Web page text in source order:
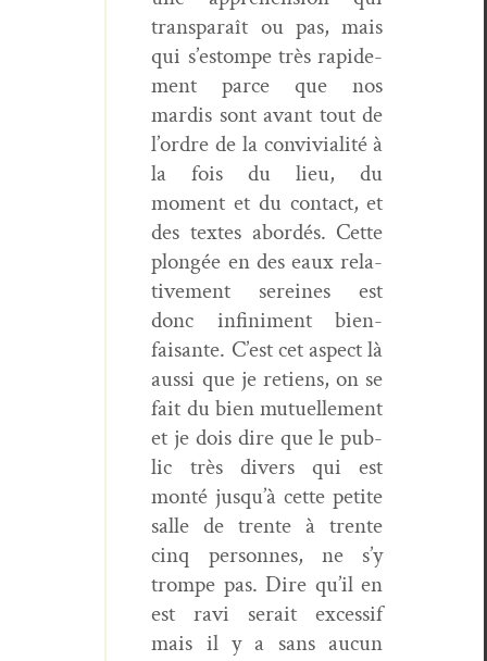
transparaît ou pas, mais
qui s’estompe très rapi­de­
ment parce que nos
mardis sont avant tout de
l’ordre de la con­vivi­al­ité à
la fois du lieu, du
moment et du con­tact, et
des textes abor­dés. Cette
plongée en des eaux rel­a­
tive­ment sere­ines est
donc infin­i­ment bien­
faisante. C’est cet aspect là
aus­si que je retiens, on se
fait du bien mutuelle­ment
et je dois dire que le pub­
lic très divers qui est
mon­té jusqu’à cette petite
salle de trente à trente
cinq per­son­nes, ne s’y
trompe pas. Dire qu’il en
est ravi serait exces­sif
mais il y a sans aucun